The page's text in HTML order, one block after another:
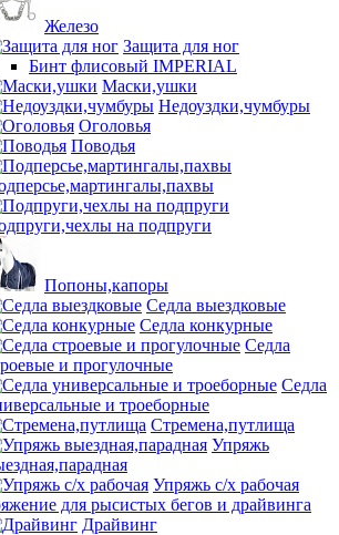
Железо
Защита для ног
Бинт флисовый IMPERIAL
Маски,ушки
Недоуздки,чумбуры
Оголовья
Поводья
на подпруги
Попоны,капоры
Седла выездковые
Седла конкурные
Седла
и прогулочные
Седла
и троеборные
Стремена,путлища
Упряжь
Упряжь с/х рабочая
для рысистых бегов и драйвинга
Драйвинг